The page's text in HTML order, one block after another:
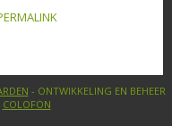
- ONTWIKKELING EN BEHEER
COLOFON